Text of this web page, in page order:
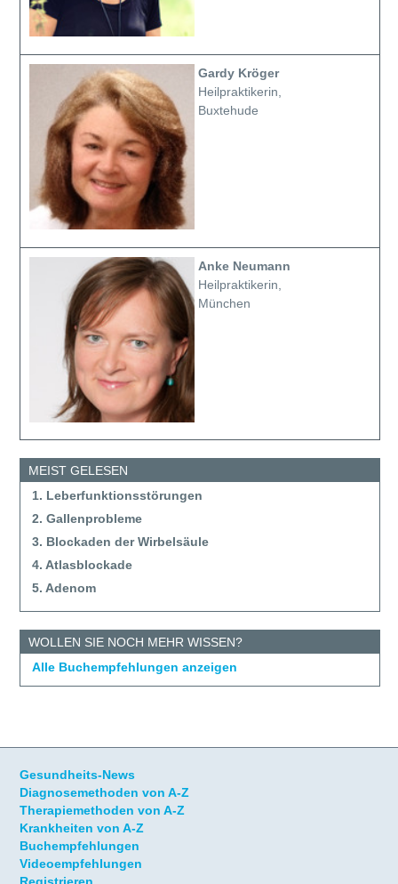
Gardy Kröger
Heilpraktikerin,
Buxtehude
Anke Neumann
Heilpraktikerin,
München
MEIST GELESEN
1. Leberfunktionsstörungen
2. Gallenprobleme
3. Blockaden der Wirbelsäule
4. Atlasblockade
5. Adenom
WOLLEN SIE NOCH MEHR WISSEN?
Alle Buchempfehlungen anzeigen
Gesundheits-News
Diagnosemethoden von A-Z
Therapiemethoden von A-Z
Krankheiten von A-Z
Buchempfehlungen
Videoempfehlungen